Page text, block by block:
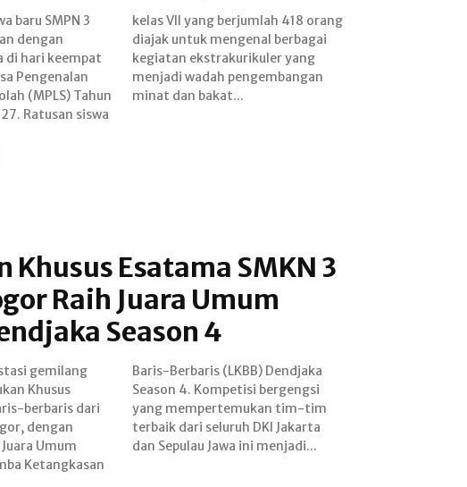
baru SMPN 3
dengan
di hari keempat
Pengenalan
(MPLS) Tahun
Ratusan siswa
418 orang
berbagai
yang
minat dan bakat...
Khusus Esatama SMKN 3
Raih Juara Umum
Season 4
gemilang
Khusus
berbaris dari
dengan
Umum
Ketangkasan
Dendjaka
bergengsi
tim-tim
DKI Jakarta
dan Sepulau Jawa ini menjadi...